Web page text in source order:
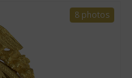
8 photos